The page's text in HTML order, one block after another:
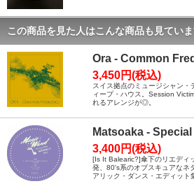
この商品を見た人はこんな商品も見てい
Ora - Common
3,450円(税込)
スイス拠点のミュージシャン・
ィープ・ハウス。Session
れるアレンジが◎。
Matsoaka -
3,400円(税込)
[Is It Balearic?]傘下のリエディ
発、80's系のオブスキュアなネ
アリック・ダンス・エディット